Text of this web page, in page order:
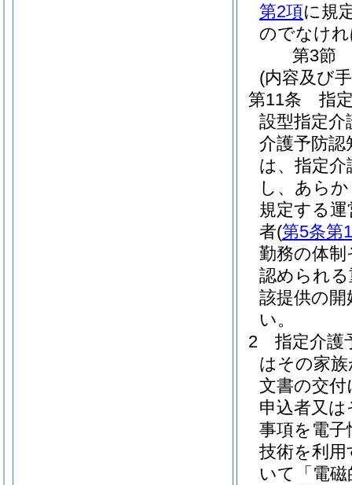
第2項に規
のでなけ
第3節
(内容及び
第11条
指
設型指定介
介護予防認
は、指定
し、あら
規定する
者(第5条第
勤務の体
認められ
該提供の
い。
2
指定介護
はその家
文書の交
申込者又
事項を電
技術を利
いて「電